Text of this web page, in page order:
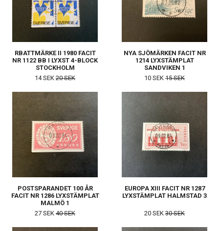
RBATTMÄRKE II 1980 FACIT
NR 1122 BB I LYXST 4-BLOCK
STOCKHOLM
14 SEK 20 SEK
NYA SJÖMÄRKEN FACIT NR
1214 LYXSTÄMPLAT
SANDVIKEN 1
10 SEK 15 SEK
POSTSPARANDET 100 ÅR
FACIT NR 1286 LYXSTÄMPLAT
MALMÖ 1
27 SEK 40 SEK
EUROPA XIII FACIT NR 1287
LYXSTÄMPLAT HALMSTAD 3
20 SEK 30 SEK